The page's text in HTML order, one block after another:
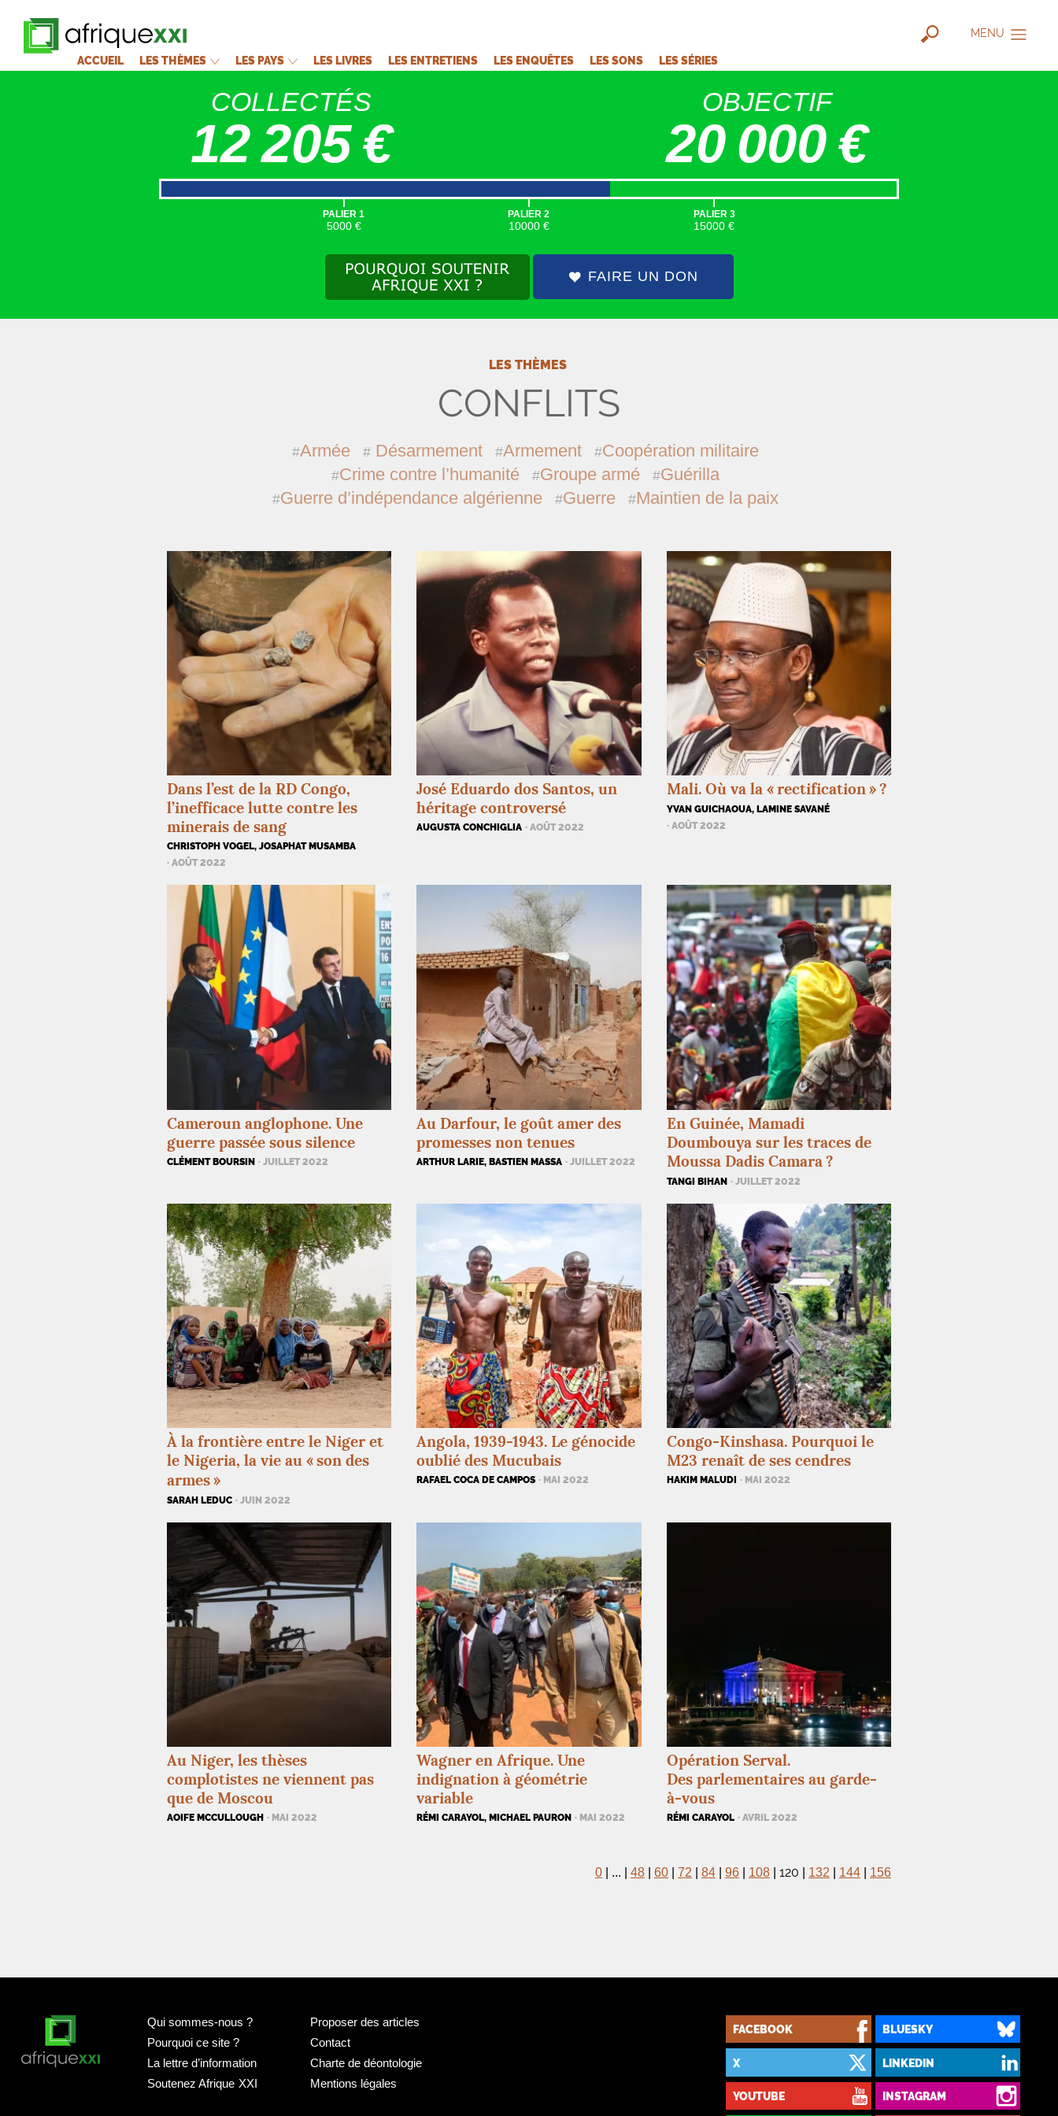
MENU
ACCUEIL LES THÈMES LES PAYS LES LIVRES LES ENTRETIENS LES ENQUÊTES LES SONS LES SÉRIES
COLLECTÉS
12 205 €
OBJECTIF
20 000 €
|
PALIER 1
5000 €
|
PALIER 2
10000 €
|
PALIER 3
15000 €
FAIRE UN DON
LES THÈMES
CONFLITS
Armée Désarmement Armement
Coopération militaire
Crime contre l’humanité
Groupe armé
Guérilla
Guerre d’indépendance algérienne
Guerre Maintien de la paix
Dans l’est de la RD Congo,
l’inefficace lutte contre les
minerais de sang
CHRISTOPH VOGEL, JOSAPHAT MUSAMBA
· AOÛT 2022
José Eduardo dos Santos, un
héritage controversé
AUGUSTA CONCHIGLIA · AOÛT 2022
Mali. Où va la «rectification »?
YVAN GUICHAOUA, LAMINE SAVANÉ
· AOÛT 2022
Cameroun anglophone. Une
guerre passée sous silence
CLÉMENT BOURSIN · JUILLET 2022
Au Darfour, le goût amer des
promesses non tenues
ARTHUR LARIE, BASTIEN MASSA · JUILLET 2022
En Guinée, Mamadi
Doumbouya sur les traces de
Moussa Dadis Camara ?
TANGI BIHAN · JUILLET 2022
À la frontière entre le Niger et
le Nigeria, la vie au «son des
armes »
SARAH LEDUC · JUIN 2022
Angola, 1939-1943. Le génocide
oublié des Mucubais
RAFAEL COCA DE CAMPOS · MAI 2022
Congo-Kinshasa. Pourquoi le
M23 renaît de ses cendres
HAKIM MALUDI · MAI 2022
Au Niger, les thèses
complotistes ne viennent pas
que de Moscou
AOIFE MCCULLOUGH · MAI 2022
Wagner en Afrique. Une
indignation à géométrie
variable
RÉMI CARAYOL, MICHAEL PAURON · MAI 2022
Opération Serval.
Des parlementaires au garde-
à-vous
RÉMI CARAYOL · AVRIL 2022
0 ... 48 60 72 84 96 108 120 132 144 156
FACEBOOK BLUESKY
X LINKEDIN
YOUTUBE INSTAGRAM
Qui sommes-nous ?
Pourquoi ce site ?
La lettre d’information
Soutenez Afrique XXI
Proposer des articles
Contact
Charte de déontologie
Mentions légales